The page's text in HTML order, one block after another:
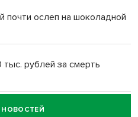
почти ослеп на шоколадной
рублей за смерть
за смерть